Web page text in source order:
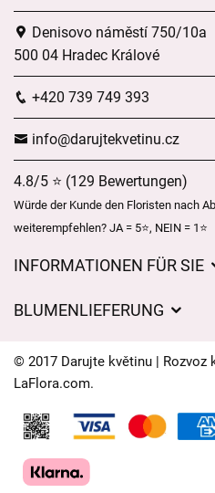
Denisovo náměstí 750/10a
500 04 Hradec Králové
+420 739 749 393
info@darujtekvetinu.cz
4.8/5 ⭐ (129 Bewertungen)
Würde der Kunde den Floristen nach
weiterempfehlen? JA = 5⭐, NEIN = 1⭐
INFORMATIONEN FÜR SIE
Lieferzeiten für Blumen –
BLUMENLIEFERUNG
Wohin wir Blumen liefern
Kontakt
© 2017 Darujte květinu | Rozvoz
LaFlora.com.